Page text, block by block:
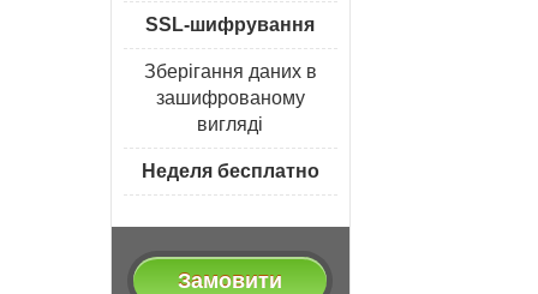
SSL-шифрування
Зберігання даних в
зашифрованому
вигляді
Неделя бесплатно
Замовити